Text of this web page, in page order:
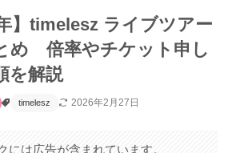
】timelesz ライブツアー
め 倍率やチケット申し
を解説
timelesz 2026年2月27日
には広告が含まれています。